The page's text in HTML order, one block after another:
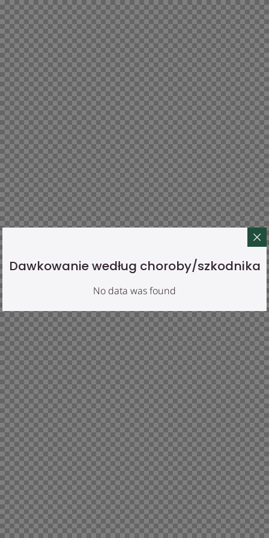
Dawkowanie według choroby/szkodnika
No data was found